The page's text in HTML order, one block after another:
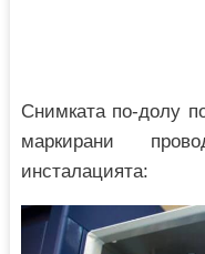
Снимката по-долу
маркирани
инсталацията: